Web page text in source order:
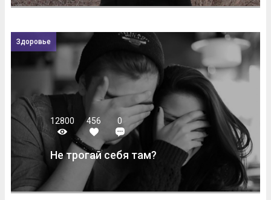
Здоровье
12800 456 0
Не трогай себя там?